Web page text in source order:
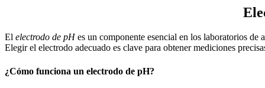
El electrodo de pHes un componente esencial en los laboratorios
Elegir el electrodo adecuado es clave para obtener mediciones
¿Cómo funciona un electrodo de pH?